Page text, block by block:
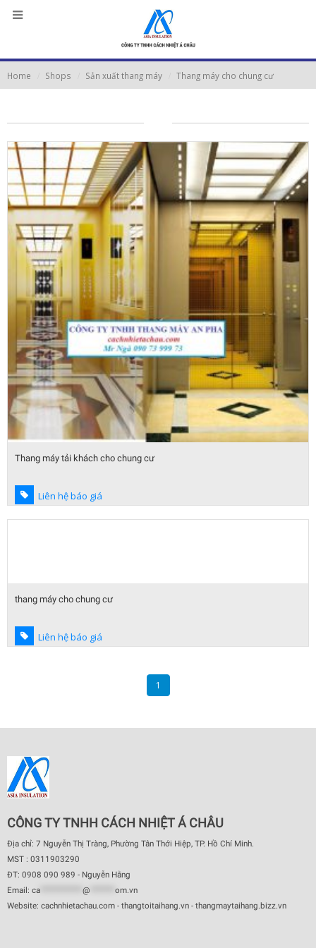
Home Shops Sản xuất thang máy Thang máy cho chung cư
Thang máy tải khách cho chung cư
Liên hệ báo giá
thang máy cho chung cư
Liên hệ báo giá
1
CÔNG TY TNHH CÁCH NHIỆT Á CHÂU
Địa chỉ: 7 Nguyễn Thị Tràng, Phường Tân Thới Hiệp, TP. Hồ Chí Minh.
MST : 0311903290
ĐT: 0908 090 989 - Nguyễn Hằng
Email: ca @
om.vn
Website: cachnhietachau.com - thangtoitaihang.vn - thangmaytaihang.bizz.vn